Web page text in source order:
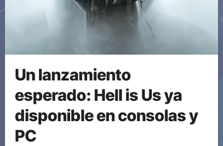
Un lanzamiento
esperado: Hell is Us ya
disponible en consolas y
PC